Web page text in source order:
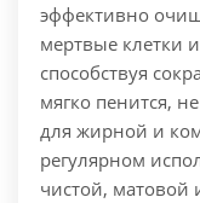
эффективно
мертвые клетки
способствуя
мягко пенится,
для жирной и
регулярном
чистой, матовой